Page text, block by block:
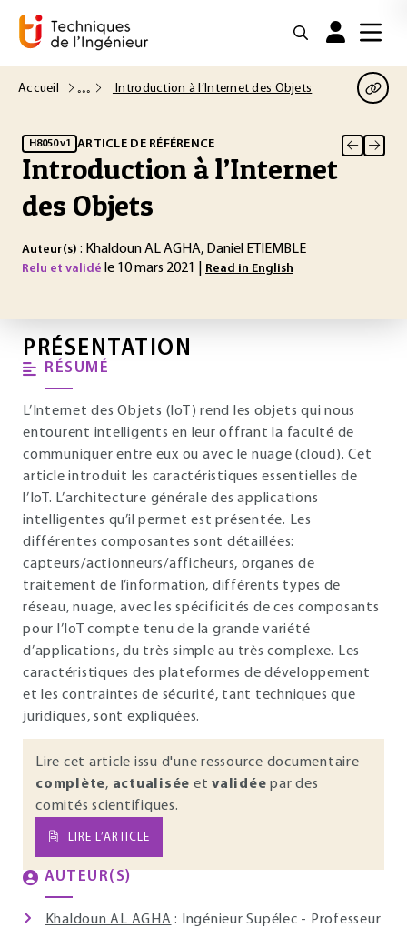
Accueil Introduction à l’Internet des Objets
H8050 v1 ARTICLE DE RÉFÉRENCE
Introduction à l’Internet
des Objets
Auteur(s) : Khaldoun AL AGHA, Daniel ETIEMBLE
Relu et validé le 10 mars 2021 | Read in English
PRÉSENTATION
RÉSUMÉ
L’Internet des Objets (IoT) rend les objets qui nous
entourent intelligents en leur offrant la faculté de
communiquer entre eux ou avec le nuage (cloud). Cet
article introduit les caractéristiques essentielles de
l’IoT. L’architecture générale des applications
intelligentes qu’il permet est présentée. Les
différentes composantes sont détaillées:
capteurs/actionneurs/afficheurs, organes de
traitement de l’information, différents types de
réseau, nuage, avec les spécificités de ces composants
pour l’IoT compte tenu de la grande variété
d’applications, du très simple au très complexe. Les
caractéristiques des plateformes de développement
et les contraintes de sécurité, tant techniques que
juridiques, sont expliquées.
Lire cet article issu d'une ressource documentaire
complète, actualisée et validée par des
comités scientifiques.
LIRE L’ARTICLE
AUTEUR(S)
Khaldoun AL AGHA : Ingénieur Supélec - Professeur